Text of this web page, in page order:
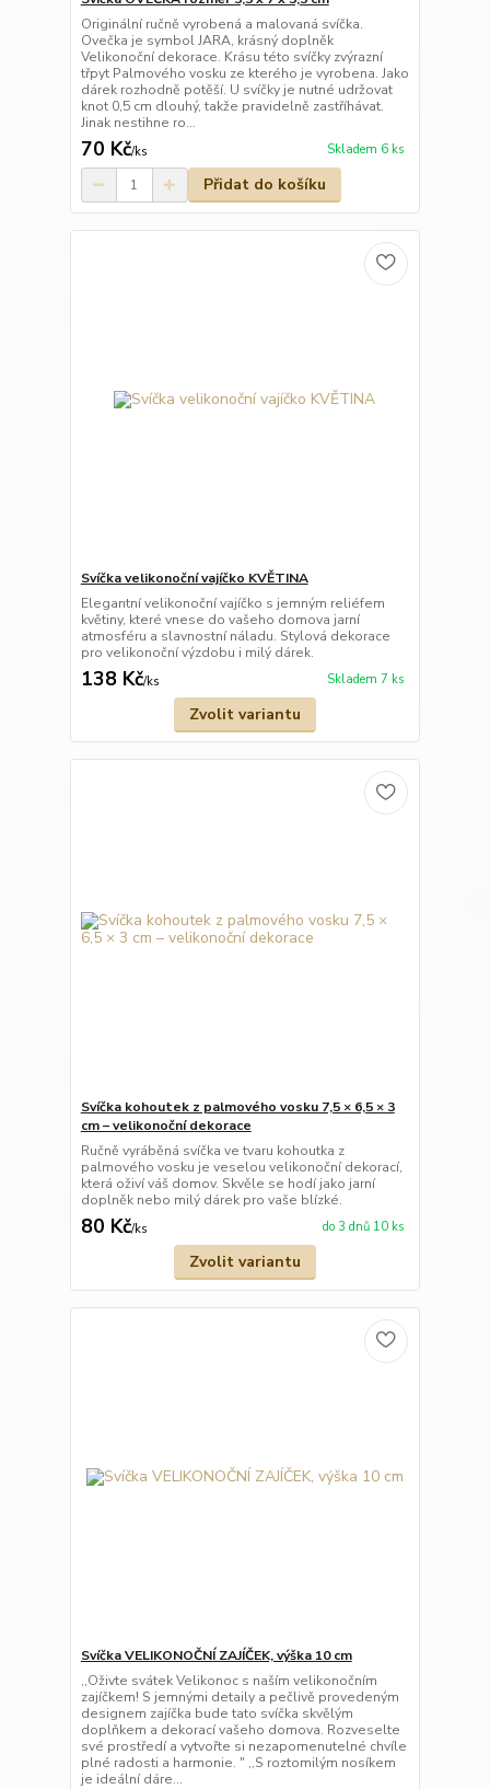
Originální ručně vyrobená a malovaná svíčka.
Ovečka je symbol JARA, krásný doplněk
Velikonoční dekorace. Krásu této svíčky zvýrazní
třpyt Palmového vosku ze kterého je vyrobena. Jako
dárek rozhodně potěší. U svíčky je nutné udržovat
knot 0,5 cm dlouhý, takže pravidelně zastříhávat.
Jinak nestihne ro...
70 Kč/ks Skladem 6 ks
Přidat do košíku
Svíčka velikonoční vajíčko KVĚTINA
Elegantní velikonoční vajíčko s jemným reliéfem
květiny, které vnese do vašeho domova jarní
atmosféru a slavnostní náladu. Stylová dekorace
pro velikonoční výzdobu i milý dárek.
138 Kč/ks Skladem 7 ks
Zvolit variantu
Svíčka kohoutek z palmového vosku 7,5 × 6,5 × 3
cm – velikonoční dekorace
Ručně vyráběná svíčka ve tvaru kohoutka z
palmového vosku je veselou velikonoční dekorací,
která oživí váš domov. Skvěle se hodí jako jarní
doplněk nebo milý dárek pro vaše blízké.
80 Kč/ks do 3 dnů 10 ks
Zvolit variantu
Svíčka VELIKONOČNÍ ZAJÍČEK, výška 10 cm
,,Oživte svátek Velikonoc s naším velikonočním
zajíčkem! S jemnými detaily a pečlivě provedeným
designem zajíčka bude tato svíčka skvělým
doplňkem a dekorací vašeho domova. Rozveselte
své prostředí a vytvořte si nezapomenutelné chvíle
plné radosti a harmonie. " ,,S roztomilým nosíkem
je ideální dáre...